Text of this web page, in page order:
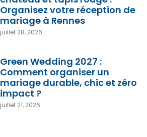
Organisez votre réception de
mariage à Rennes
juillet 28, 2026
Green Wedding 2027 :
Comment organiser un
mariage durable, chic et zéro
impact ?
juillet 21, 2026